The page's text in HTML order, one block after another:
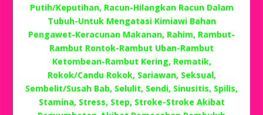
Putih/Keputihan, Racun-Hilangkan Racun Dalam
Tubuh-Untuk Mengatasi Kimiawi Bahan
Pengawet-Keracunan Makanan, Rahim, Rambut-
Rambut Rontok-Rambut Uban-Rambut
Ketombean-Rambut Kering, Rematik,
Rokok/Candu Rokok, Sariawan, Seksual,
Sembelit/Susah Bab, Selulit, Sendi, Sinusitis, Spilis,
Stamina, Stress, Step, Stroke-Stroke Akibat